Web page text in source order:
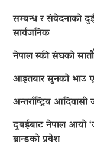
सम्बन्ध र संवेदनाको
सार्वजनिक
नेपाल स्की संघको
आइतबार सुनको भाउ
अन्तर्राष्ट्रिय
दुबईबाट नेपाल आयो
ब्रान्डको प्रवेश